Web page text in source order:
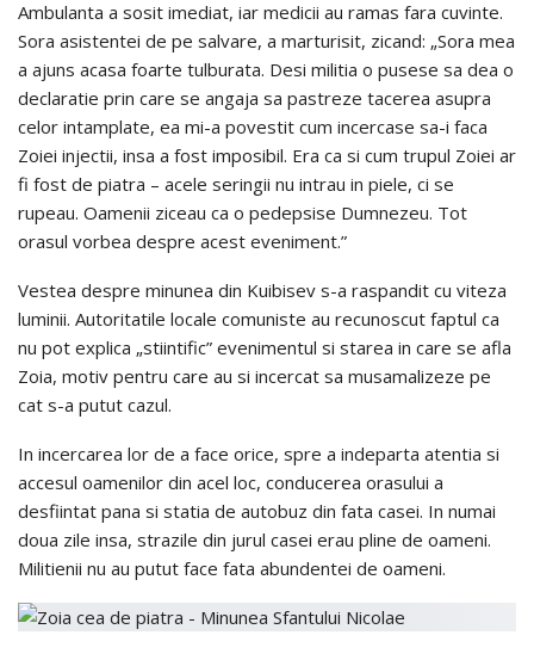
Ambulanta a sosit imediat, iar medicii au ramas fara cuvinte.
Sora asistentei de pe salvare, a marturisit, zicand: „Sora mea
a ajuns acasa foarte tulburata. Desi militia o pusese sa dea o
declaratie prin care se angaja sa pastreze tacerea asupra
celor intamplate, ea mi-a povestit cum incercase sa-i faca
Zoiei injectii, insa a fost imposibil. Era ca si cum trupul Zoiei ar
fi fost de piatra – acele seringii nu intrau in piele, ci se
rupeau. Oamenii ziceau ca o pedepsise Dumnezeu. Tot
orasul vorbea despre acest eveniment.”
Vestea despre minunea din Kuibisev s-a raspandit cu viteza
luminii. Autoritatile locale comuniste au recunoscut faptul ca
nu pot explica „stiintific” evenimentul si starea in care se afla
Zoia, motiv pentru care au si incercat sa musamalizeze pe
cat s-a putut cazul.
In incercarea lor de a face orice, spre a indeparta atentia si
accesul oamenilor din acel loc, conducerea orasului a
desfiintat pana si statia de autobuz din fata casei. In numai
doua zile insa, strazile din jurul casei erau pline de oameni.
Militienii nu au putut face fata abundentei de oameni.